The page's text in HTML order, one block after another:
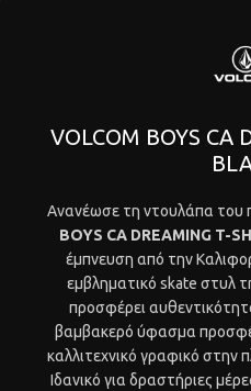
VOLCOM BOYS CA
Ανανέωσε τη ντουλάπα του
BOYS CA DREAMING T-
έμπνευση από την
εμβληματικό skate στυλ
προσφέρει
βαμβακερό ύφασμα
καλλιτεχνικό γραφικό στην
Ιδανικό για δραστήριες